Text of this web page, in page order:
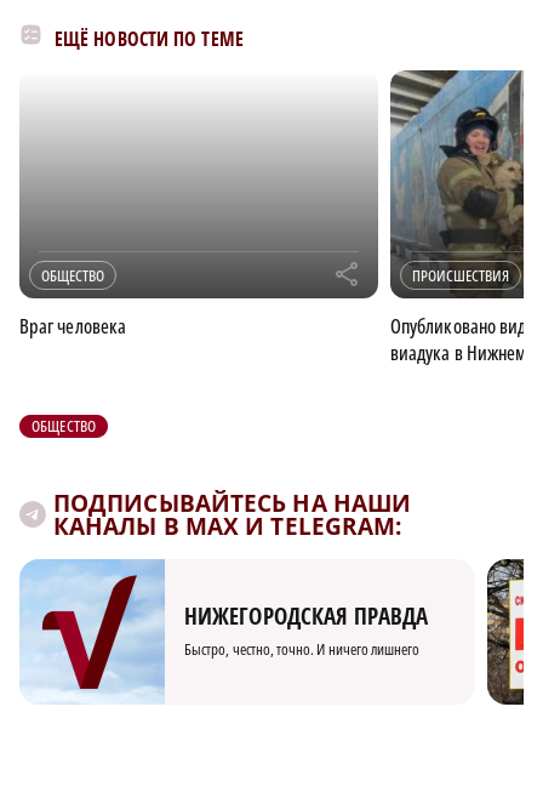
ЕЩЁ НОВОСТИ ПО ТЕМЕ
ОБЩЕСТВО r
Враг человека
ПРОИСШЕСТВИЯ
Опубликовано
виадука в Нижнем
ОБЩЕСТВО
ПОДПИСЫВАЙТЕСЬ НА НАШИ
КАНАЛЫ В MAX И TELEGRAM:
НИЖЕГОРОДСКАЯ ПРАВДА
Быстро, честно, точно. И ничего лишнего